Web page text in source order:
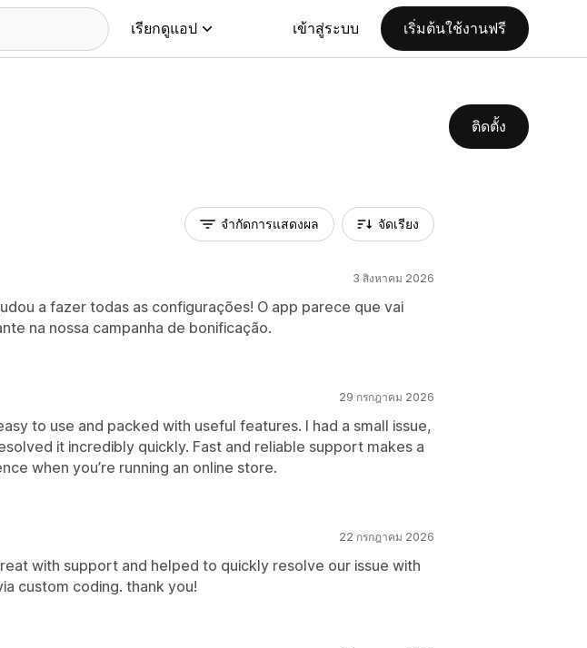
เรียกดูแอป เข้าสู่ระบบ เริ่มต้นใช้งานฟรี
ติดตั้ง
จำกัดการแสดงผล จัดเรียง
3 สิงหาคม 2026
a fazer todas as configurações! O app parece que vai
na nossa campanha de bonificação.
29 กรกฎาคม 2026
to use and packed with useful features. I had a small issue,
it incredibly quickly. Fast and reliable support makes a
when you’re running an online store.
22 กรกฎาคม 2026
with support and helped to quickly resolve our issue with
custom coding. thank you!